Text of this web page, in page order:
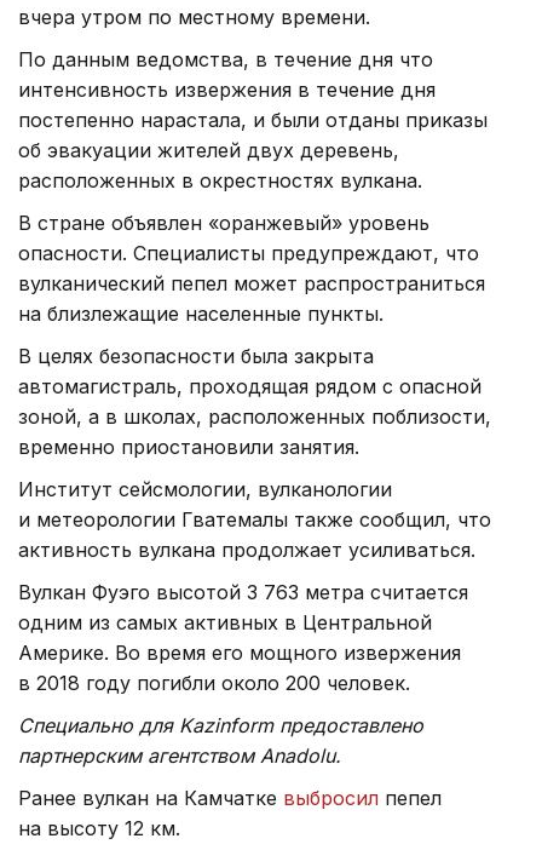
вчера утром по местному времени.
По данным ведомства, в течение дня что
интенсивность извержения в течение дня
постепенно нарастала, и были отданы приказы
об эвакуации жителей двух деревень,
расположенных в окрестностях вулкана.
В стране объявлен «оранжевый» уровень
опасности. Специалисты предупреждают, что
вулканический пепел может распространиться
на близлежащие населенные пункты.
В целях безопасности была закрыта
автомагистраль, проходящая рядом с опасной
зоной, а в школах, расположенных поблизости,
временно приостановили занятия.
Институт сейсмологии, вулканологии
и метеорологии Гватемалы также сообщил, что
активность вулкана продолжает усиливаться.
Вулкан Фуэго высотой 3 763 метра считается
одним из самых активных в Центральной
Америке. Во время его мощного извержения
в 2018 году погибли около 200 человек.
Специально для Kazinform предоставлено
партнерским агентством Anadolu.
Ранее вулкан на Камчатке выбросил пепел
на высоту 12 км.